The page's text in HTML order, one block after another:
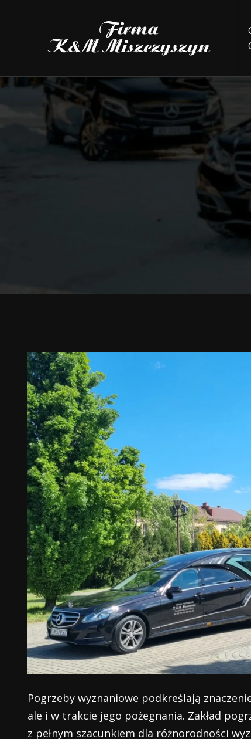
Pogrzeby wyznaniowe podkreślają
ale i w trakcie jego pożegnania. Zakład
z pełnym szacunkiem dla różnorodności